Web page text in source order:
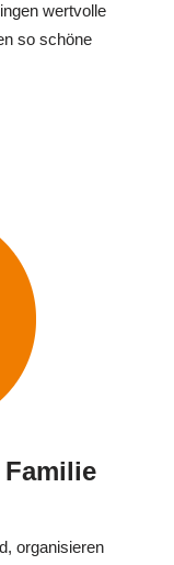
wertvolle
so schöne
organisieren